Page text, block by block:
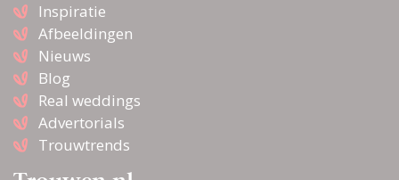
Inspiratie
Afbeeldingen
Nieuws
Blog
Real weddings
Advertorials
Trouwtrends